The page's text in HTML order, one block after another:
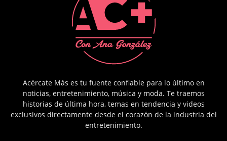
Acércate Más es tu fuente confiable para lo último en
noticias, entretenimiento, música y moda. Te traemos
historias de última hora, temas en tendencia y videos
exclusivos directamente desde el corazón de la industria del
entretenimiento.